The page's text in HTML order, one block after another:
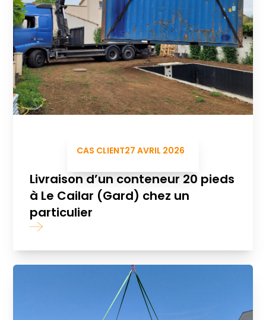
CAS CLIENT27 AVRIL 2026
Livraison d’un conteneur 20 pieds
à Le Cailar (Gard) chez un
particulier